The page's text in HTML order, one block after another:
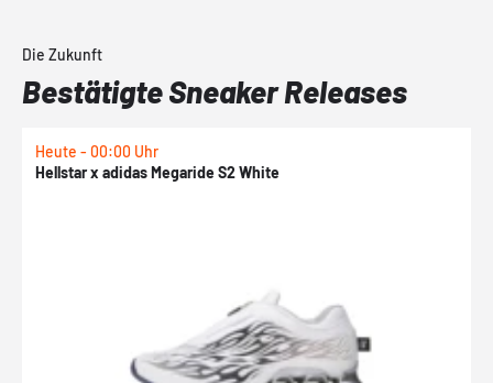
Die Zukunft
Bestätigte Sneaker Releases
Heute - 00:00 Uhr
Hellstar x adidas Megaride S2 White